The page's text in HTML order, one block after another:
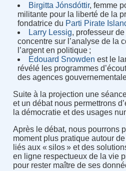
Birgitta Jónsdóttir, femme
militante pour la liberté de la
fondatrice du Parti Pirate
Larry Lessig, professeur
concentre sur l’analyse de la
l’argent en politique ;
Edouard Snowden est le
révélé les programmes
des agences
Suite à la projection une
et un débat nous permettrons
la démocratie et des usages
Après le débat, nous pourrons
moment plus pratique autour
liés aux « silos » et des
en ligne respectueux de la vie
pour rester maître de ses